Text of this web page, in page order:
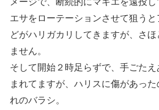
エサをローテーションさせて狙う
どがハリガカリしてきますが、さ
ません。
そして開始２時足らずで、手ごた
まれてますが、ハリスに傷があっ
れのバラシ。